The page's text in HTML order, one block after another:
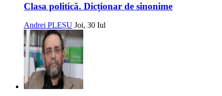
Clasa politică. Dicționar de sinonime
Andrei PLEȘU Joi, 30 Iul